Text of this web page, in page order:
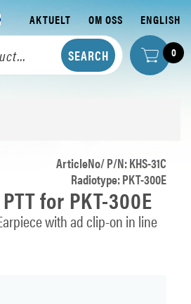
AKTUELT OM OSS ENGLISH
0
ArticleNo/ P/N: KHS-31C
Radiotype: PKT-300E
for PKT-300E
with ad clip-on in line